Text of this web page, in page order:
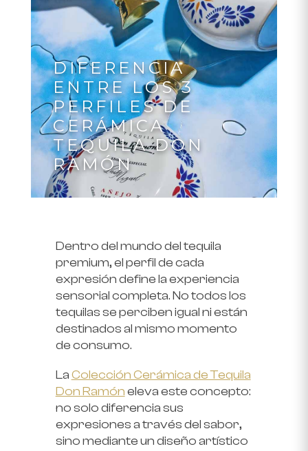
DIFERENCIA
ENTRE LOS 3
PERFILES DE
CERÁMICA
TEQUILA DON
RAMÓN
Dentro del mundo deltequila
premium, el perfil de cada
expresión define la experiencia
sensorial completa. No todos los
tequilas se perciben igual ni están
destinados al mismo momento
de consumo.
LaColección Cerámica de Tequila
Don Ramóneleva este concepto:
no solo diferencia sus
expresiones a través del sabor,
sino mediante un diseño artístico